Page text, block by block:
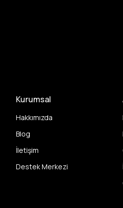
Kurumsal
Hakkımızda
Blog
İletişim
Destek Merkezi